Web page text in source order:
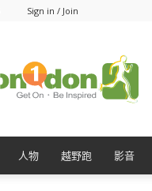
Sign in / Join
人物 越野跑 影音